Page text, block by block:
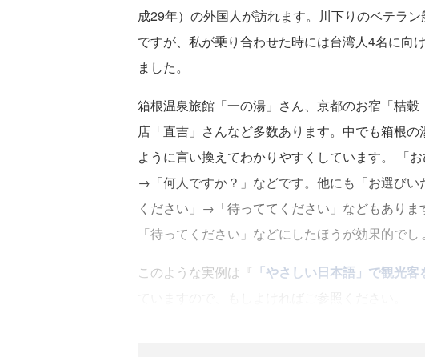
成29年）の外国人が訪れます。川下りのベテラ
ですが、私が乗り合わせた時には台湾人4名に向
ました。
箱根温泉旅館「一の湯」さん、京都のお宿「桔
店「直吉」さんなど多数あります。中でも箱根
ように言い換えてわかりやすくしています。 「
→「何人ですか？」などです。他にも「お選び
ください」→「待っててください」などもありま
「待ってください」などにしたほうが効果的でし
このような実例は『 「やさしい日本語」で観光客